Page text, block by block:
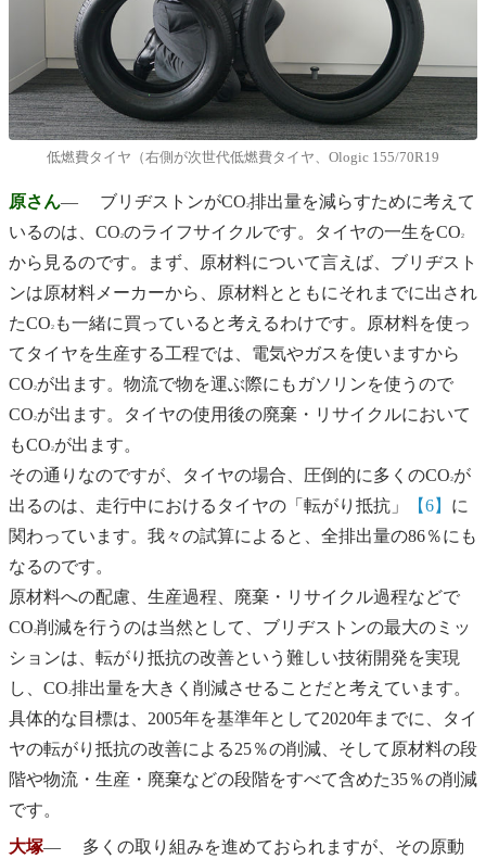
低燃費タイヤ（右側が次世代低燃費タイヤ、Ologic 155/70R19
原さん― ブリヂストンがCO2排出量を減らすために考えて
いるのは、CO2のライフサイクルです。タイヤの一生をCO2
から見るのです。まず、原材料について言えば、ブリヂスト
ンは原材料メーカーから、原材料とともにそれまでに出され
たCO2 も一緒に買っていると考えるわけです。原材料を使っ
てタイヤを生産する工程では、電気やガスを使いますから
CO2が出ます。物流で物を運ぶ際にもガソリンを使うので
CO2が出ます。タイヤの使用後の廃棄・リサイクルにおいて
もCO2が出ます。
その通りなのですが、タイヤの場合、圧倒的に多くのCO2が
出るのは、走行中におけるタイヤの「転がり抵抗」
【6】 に
関わっています。我々の試算によると、全排出量の86％にも
なるのです。
原材料への配慮、生産過程、廃棄・リサイクル過程などで
CO2削減を行うのは当然として、ブリヂストンの最大のミッ
ションは、転がり抵抗の改善という難しい技術開発を実現
し、CO2排出量を大きく削減させることだと考えています。
具体的な目標は、2005年を基準年として2020年までに、タイ
ヤの転がり抵抗の改善による25％の削減、そして原材料の段
階や物流・生産・廃棄などの段階をすべて含めた35％の削減
です。
大塚― 多くの取り組みを進めておられますが、その原動